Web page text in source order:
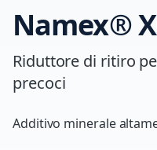
Namex®
Riduttore di ritiro
precoci
Additivo minerale